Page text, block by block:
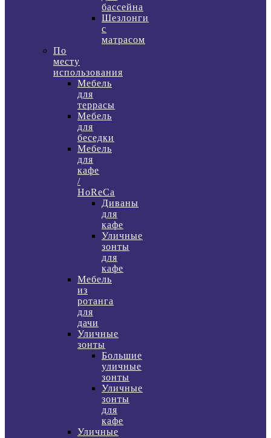
бассейна
Шезлонги
с
матрасом
По
месту
использования
Мебель
для
террасы
Мебель
для
беседки
Мебель
для
кафе
/
HoReCa
Диваны
для
кафе
Уличные
зонты
для
кафе
Мебель
из
ротанга
для
дачи
Уличные
зонты
Большие
уличные
зонты
Уличные
зонты
для
кафе
Уличные